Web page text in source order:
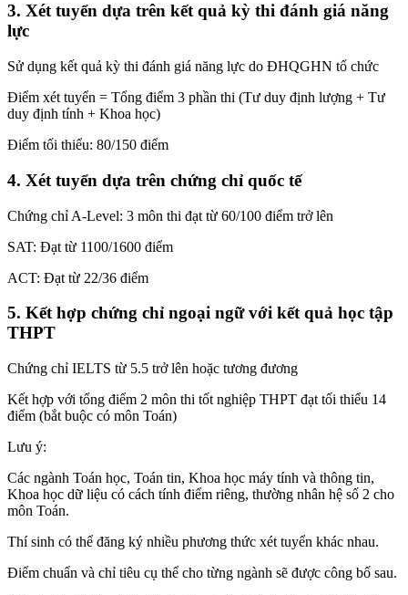
3. Xét tuyển dựa trên kết quả kỳ thi đánh giá năng
lực
Sử dụng kết quả kỳ thi đánh giá năng lực do ĐHQGHN tổ chức
Điểm xét tuyển = Tổng điểm 3 phần thi (Tư duy định lượng + Tư
duy định tính + Khoa học)
Điểm tối thiểu: 80/150 điểm
4. Xét tuyển dựa trên chứng chỉ quốc tế
Chứng chỉ A-Level: 3 môn thi đạt từ 60/100 điểm trở lên
SAT: Đạt từ 1100/1600 điểm
ACT: Đạt từ 22/36 điểm
5. Kết hợp chứng chỉ ngoại ngữ với kết quả học tập
THPT
Chứng chỉ IELTS từ 5.5 trở lên hoặc tương đương
Kết hợp với tổng điểm 2 môn thi tốt nghiệp THPT đạt tối thiểu 14
điểm (bắt buộc có môn Toán)
Lưu ý:
Các ngành Toán học, Toán tin, Khoa học máy tính và thông tin,
Khoa học dữ liệu có cách tính điểm riêng, thường nhân hệ số 2 cho
môn Toán.
Thí sinh có thể đăng ký nhiều phương thức xét tuyển khác nhau.
Điểm chuẩn và chỉ tiêu cụ thể cho từng ngành sẽ được công bố sau.